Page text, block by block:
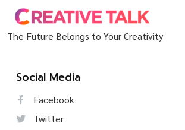
The Future Belongs to Your Creativity
Social Media
Facebook
Twitter